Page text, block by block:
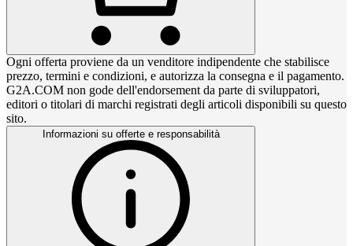
Ogni offerta proviene da un venditore indipendente che stabilisce
prezzo, termini e condizioni, e autorizza la consegna e il pagamento.
G2A.COM non gode dell'endorsement da parte di sviluppatori,
editori o titolari di marchi registrati degli articoli disponibili su questo
sito.
Informazioni su offerte e responsabilità